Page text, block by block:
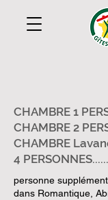
CHAMBRE 1
CHAMBRE 2
CHAMBRE
4
personne
dans Romantique,